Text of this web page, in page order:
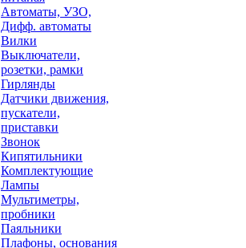
Автоматы, УЗО,
Дифф. автоматы
Вилки
Выключатели,
розетки, рамки
Гирлянды
Датчики движения,
пускатели,
приставки
Звонок
Кипятильники
Комплектующие
Лампы
Мультиметры,
пробники
Паяльники
Плафоны, основания